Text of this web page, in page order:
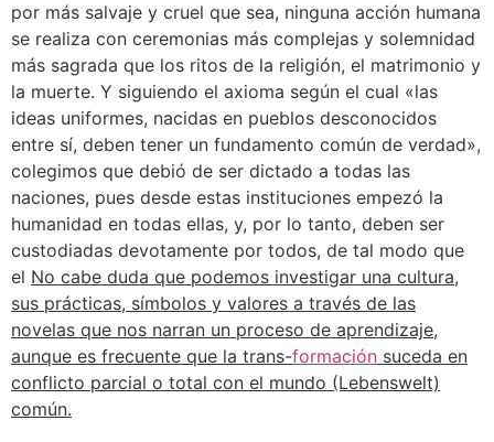
por más salvaje y cruel que sea, ninguna acción humana
se realiza con ceremonias más complejas y solemnidad
más sagrada que los ritos de la religión, el matrimonio y
la muerte. Y siguiendo el axioma según el cual «las
ideas uniformes, nacidas en pueblos desconocidos
entre sí, deben tener un fundamento común de verdad»,
colegimos que debió de ser dictado a todas las
naciones, pues desde estas instituciones empezó la
humanidad en todas ellas, y, por lo tanto, deben ser
custodiadas devotamente por todos, de tal modo que
el No cabe duda que podemos investigar una cultura,
sus prácticas, símbolos y valores a través de las
novelas que nos narran un proceso de aprendizaje,
aunque es frecuente que la trans-formación suceda en
conflicto parcial o total con el mundo (Lebenswelt)
común.